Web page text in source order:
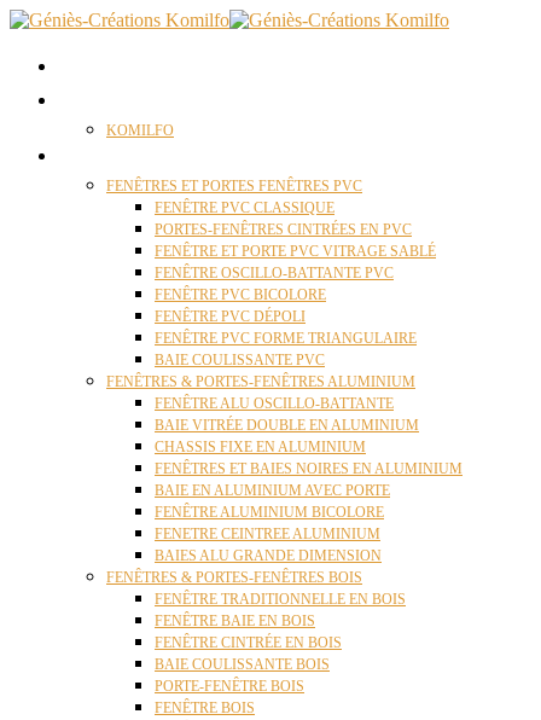
KOMILFO
FENÊTRES ET PORTES FENÊTRES PVC
FENÊTRE PVC CLASSIQUE
PORTES-FENÊTRES CINTRÉES EN PVC
FENÊTRE ET PORTE PVC VITRAGE SABLÉ
FENÊTRE OSCILLO-BATTANTE PVC
FENÊTRE PVC BICOLORE
FENÊTRE PVC DÉPOLI
FENÊTRE PVC FORME TRIANGULAIRE
BAIE COULISSANTE PVC
FENÊTRES & PORTES-FENÊTRES ALUMINIUM
FENÊTRE ALU OSCILLO-BATTANTE
BAIE VITRÉE DOUBLE EN ALUMINIUM
CHASSIS FIXE EN ALUMINIUM
FENÊTRES ET BAIES NOIRES EN ALUMINIUM
BAIE EN ALUMINIUM AVEC PORTE
FENÊTRE ALUMINIUM BICOLORE
FENETRE CEINTREE ALUMINIUM
BAIES ALU GRANDE DIMENSION
FENÊTRES & PORTES-FENÊTRES BOIS
FENÊTRE TRADITIONNELLE EN BOIS
FENÊTRE BAIE EN BOIS
FENÊTRE CINTRÉE EN BOIS
BAIE COULISSANTE BOIS
PORTE-FENÊTRE BOIS
FENÊTRE BOIS